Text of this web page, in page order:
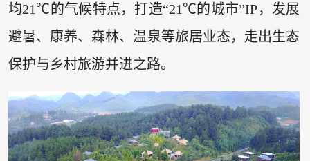
均21℃的气候特点，打造“21℃的城市”IP，发展
避暑、康养、森林、温泉等旅居业态，走出生态
保护与乡村旅游并进之路。